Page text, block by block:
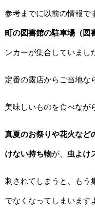
参考までに以前の情報で
町の図書館の駐車場（図
ンカーが集合していまし
定番の露店からご当地な
美味しいものを食べなが
真夏のお祭りや花火など
けない持ち物が、 虫よけ
刺されてしまうと、もう
でなくなってしまいます